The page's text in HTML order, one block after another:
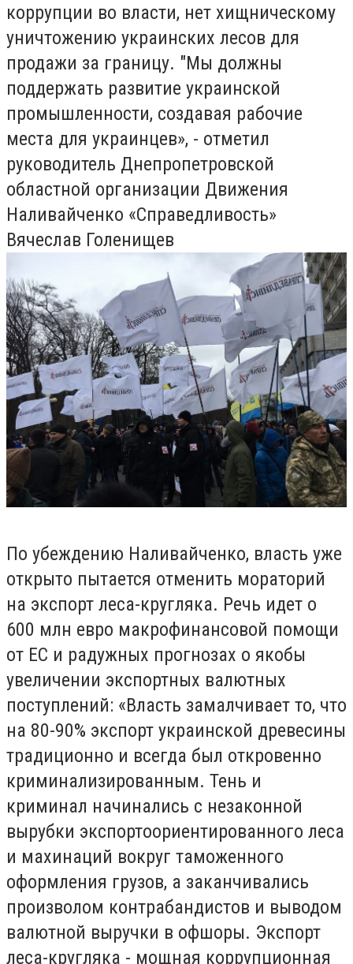
коррупции во власти, нет хищническому
уничтожению украинских лесов для
продажи за границу. "Мы должны
поддержать развитие украинской
промышленности, создавая рабочие
места для украинцев», - отметил
руководитель Днепропетровской
областной организации Движения
Наливайченко «Справедливость»
Вячеслав Голенищев
По убеждению Наливайченко, власть уже
открыто пытается отменить мораторий
на экспорт леса-кругляка. Речь идет о
600 млн евро макрофинансовой помощи
от ЕС и радужных прогнозах о якобы
увеличении экспортных валютных
поступлений: «Власть замалчивает то, что
на 80-90% экспорт украинской древесины
традиционно и всегда был откровенно
криминализированным. Тень и
криминал начинались с незаконной
вырубки экспортоориентированного леса
и махинаций вокруг таможенного
оформления грузов, а заканчивались
произволом контрабандистов и выводом
валютной выручки в офшоры. Экспорт
леса-кругляка - мощная коррупционная